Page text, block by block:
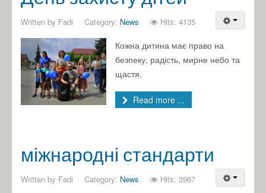
Written by Fadi Category: News Hits: 4135
Кожна дитина має право на
безпеку, радість, мирне небо та
щастя.
Read more ...
міжнародні стандарти
Written by Fadi Category: News Hits: 3967